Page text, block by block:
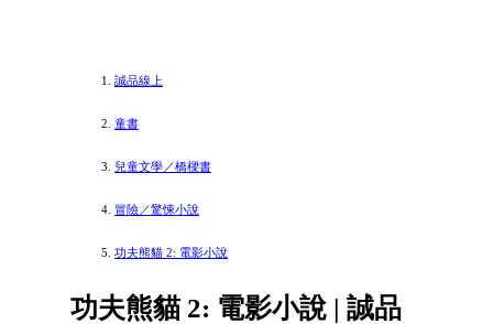
誠品線上
童書
兒童文學／橋樑書
冒險／驚悚小說
功夫熊貓 2: 電影小說
功夫熊貓 2: 電影小說 | 誠品